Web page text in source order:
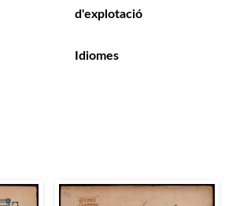
d'explotació
Idiomes